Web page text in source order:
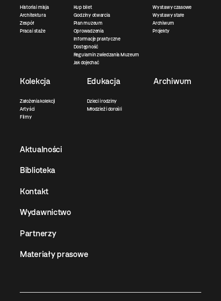
Historia i misja
Architektura
Zespół
Praca i staże
Kup bilet
Godziny otwarcia
Plan muzeum
Oprowadzenia
Informacje praktyczne
Dostępność
Regulamin zwiedzania Muzeum
Jak dojechać
Wystawy czasowe
Wystawy stałe
Archiwum
Projekty
Kolekcja
Założenia kolekcji
Artyści
Filmy
Edukacja
Dzieci i rodziny
Młodzież i dorośli
Archiwum
Aktualności
Biblioteka
Kontakt
Wydawnictwo
Partnerzy
Materiały prasowe